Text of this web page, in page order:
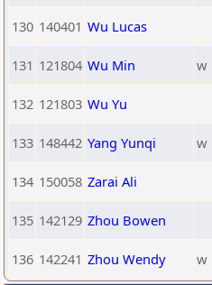
130 140401 Wu Lucas
131 121804 Wu Min w
132 121803 Wu Yu
133 148442 Yang Yunqi w
134 150058 Zarai Ali
135 142129 Zhou Bowen
136 142241 Zhou Wendy w